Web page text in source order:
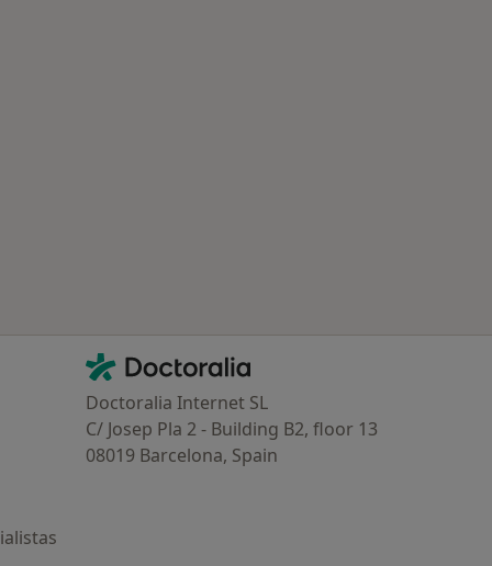
Contacto
Doctoralia - Página de inicio
Doctoralia Internet SL
C/ Josep Pla 2 - Building B2, floor 13
08019 Barcelona, Spain